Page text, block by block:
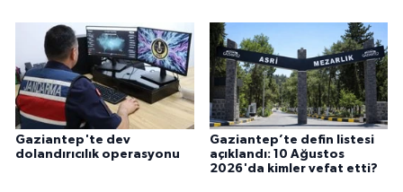
Gaziantep'te dev
dolandırıcılık operasyonu
Gaziantep’te defin listesi
açıklandı: 10 Ağustos
2026'da kimler vefat etti?